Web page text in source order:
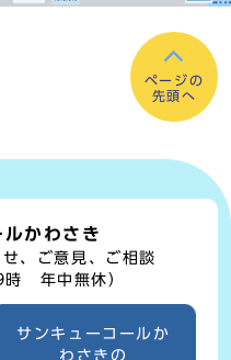
ページの
先頭へ
かわさき
、ご意見、ご相談
時 年中無休）
サンキューコールか
わさきの